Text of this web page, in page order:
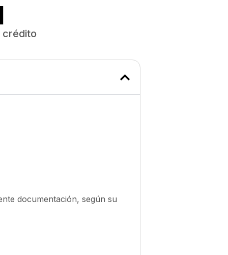
crédito
documentación, según su